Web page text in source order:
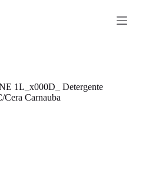
1L_x000D_ Detergente
Cera Carnauba